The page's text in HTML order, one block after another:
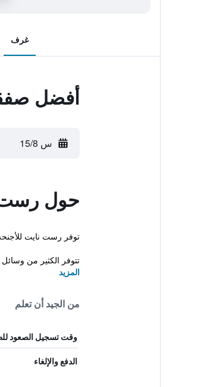
غرف
أفضل
س 15/8
حول رست
توفر رست نايت للأجنحة الفندقية - التعاون - حسين
تتوفر الكثير من
المزيد
من الجيد أن تعلم
وقت تسجيل الصعود
الدفع والإلغاء